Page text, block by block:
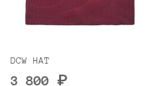
DCW HAT
3 800 ₽